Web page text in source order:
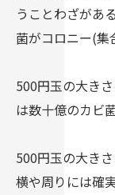
うことわざがあ
菌がコロニー(集
500円玉の大き
は数十億のカビ
500円玉の大き
横や周りには確